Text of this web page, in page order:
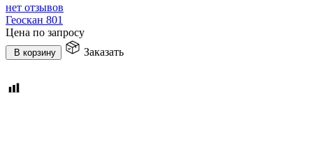
нет отзывов
Геоскан 801
Цена по запросу
В корзину Заказать